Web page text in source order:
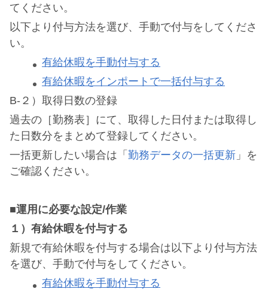
てください。
以下より付与方法を選び、手動で付与をしてくださ
い。
有給休暇を手動付与する
有給休暇をインポートで一括付与する
B-２）取得日数の登録
過去の［勤務表］にて、取得した日付または取得し
た日数分をまとめて登録してください。
一括更新したい場合は「 勤務データの一括更新 」を
ご確認ください。
■運用に必要な設定/作業
１）有給休暇を付与する
新規で有給休暇を付与する場合は以下より付与方法
を選び、手動で付与をしてください。
有給休暇を手動付与する